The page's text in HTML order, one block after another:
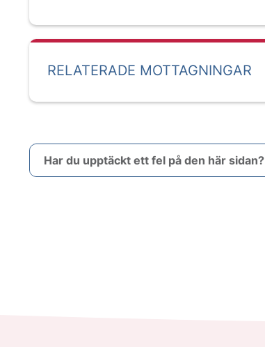
RELATERADE MOTTAGNINGAR
Har du upptäckt ett fel på den här sidan?